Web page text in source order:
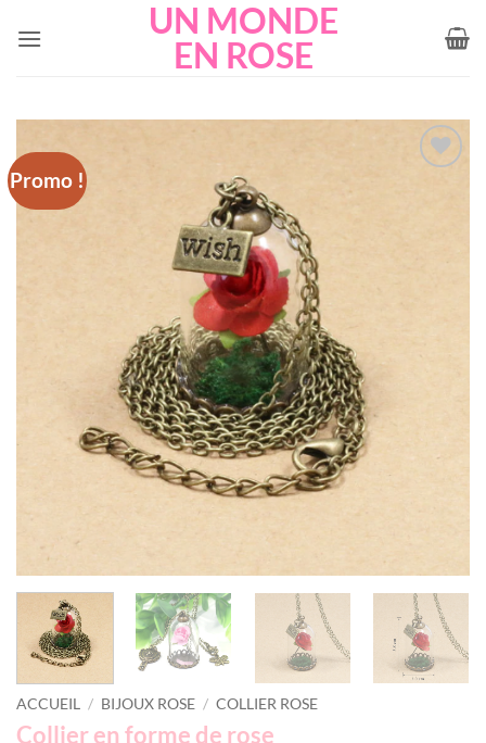
UN MONDE
EN ROSE
Promo !
ACCUEIL / BIJOUX ROSE / COLLIER ROSE
Collier en forme de rose